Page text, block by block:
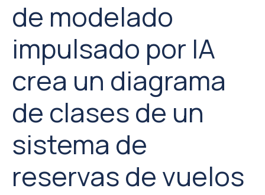
de modelado
impulsado por IA
crea un diagrama
de clases de un
sistema de
reservas de vuelos